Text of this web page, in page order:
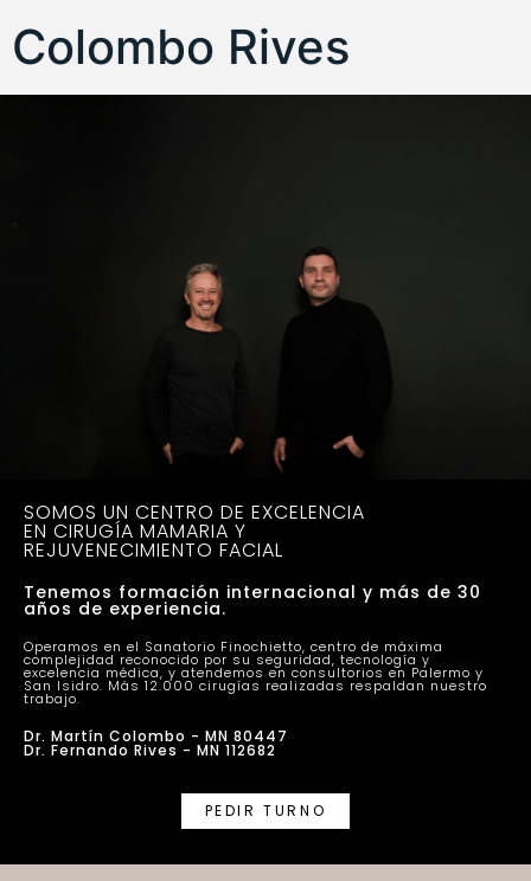
Colombo Rives
SOMOS UN CENTRO DE EXCELENCIA
EN CIRUGÍA MAMARIA Y
REJUVENECIMIENTO FACIAL
Tenemos formación internacional y más de 30
años de experiencia.
Operamos en el Sanatorio Finochietto, centro de máxima
complejidad reconocido por su seguridad, tecnología y
excelencia médica, y atendemos en consultorios en Palermo y
San Isidro. Más 12.000 cirugías realizadas respaldan nuestro
trabajo.
Dr. Martín Colombo - MN 80447
Dr. Fernando Rives - MN 112682
PEDIR TURNO